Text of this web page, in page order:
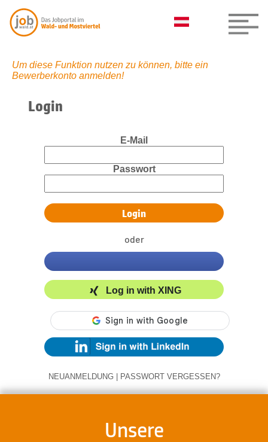
Um diese Funktion nutzen zu können, bitte ein
Bewerberkonto anmelden!
Login
E-Mail
Passwort
oder
Log in with XING
NEUANMELDUNG | PASSWORT VERGESSEN?
Unsere